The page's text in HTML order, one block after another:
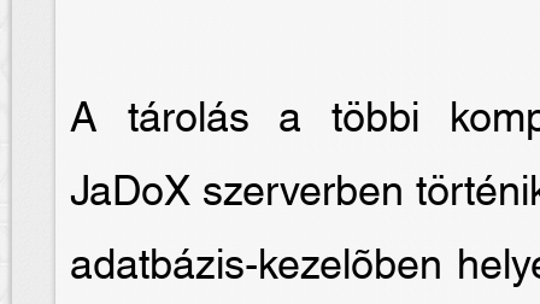
A tárolás a többi
JaDoX szerverben
adatbázis-kezelõben